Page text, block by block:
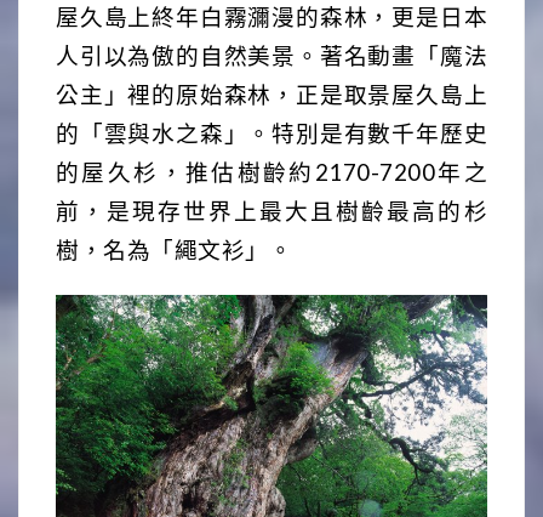
屋久島上終年白霧瀰漫的森林，更是日本
人引以為傲的自然美景。著名動畫「魔法
公主」裡的原始森林，正是取景屋久島上
的「雲與水之森」。特別是有數千年歷史
的屋久杉，推估樹齡約2170-7200年之
前，是現存世界上最大且樹齡最高的杉
樹，名為「繩文衫」。